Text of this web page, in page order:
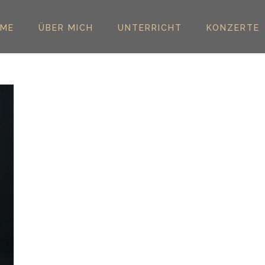
ÜBER MICH UNTERRICHT KONZERTE